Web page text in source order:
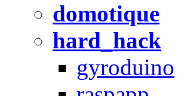
domotique
hard_hack
gyroduino